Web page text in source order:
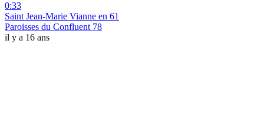
0:33
Saint Jean-Marie Vianne en 61
Paroisses du Confluent 78
il y a 16 ans